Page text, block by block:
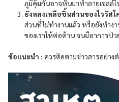
ภูมิคุ้มกันอาจหันมาทำลายเซลล์ใน
ยังหลงเหลือชิ้นส่วนของไวรัสโ
ส่วนที่ไม่ทำงานแล้ว หรือยังทำง
ของเราให้ต่อต้าน จนมีอาการป่ว
ข้อแนะนำ : ควรติดตามข่าวสารอย่าง